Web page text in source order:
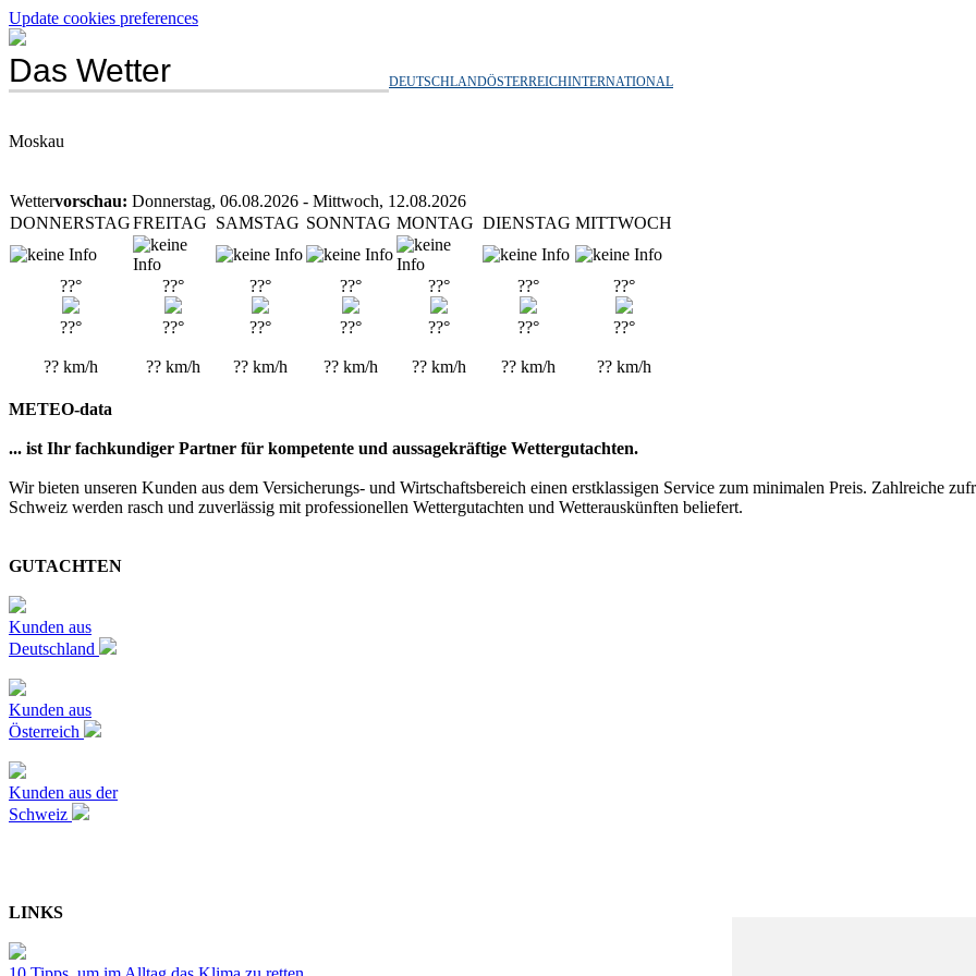
Update cookies preferences
Das Wetter DEUTSCHLANDÖSTERREICHINTERNATIONAL
Moskau
Wettervorschau: Donnerstag, 06.08.2026 - Mittwoch, 12.08.2026
DONNERSTAGFREITAG SAMSTAG SONNTAG MONTAG DIENSTAG MITTWOCH
??°
??°
??km/h
??°
??°
?? km/h
??°
??°
??km/h
??°
??°
??km/h
??°
??°
??km/h
??°
??°
??km/h
??°
??°
??km/h
METEO-data
... ist Ihr fachkundiger Partner für kompetente und aussagekräftige Wettergutachten.
Wir bieten unseren Kunden aus dem Versicherungs- und Wirtschaftsbereich einen erstklassigen Service zum minimalen Preis. Zahlreiche
Schweiz werden rasch und zuverlässig mit professionellen Wettergutachten und Wetterauskünften beliefert.
GUTACHTEN
Kunden aus
Deutschland
Kunden aus
Österreich
Kunden aus der
Schweiz
LINKS